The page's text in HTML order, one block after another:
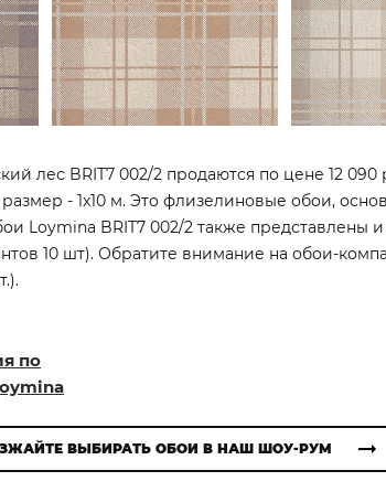
лес BRIT7 002/2 продаются по цене 12 090
- 1x10 м. Это флизелиновые обои,
Loymina BRIT7 002/2 также представлены и
10 шт). Обратите внимание на обои-
по
ВЫБИРАТЬ ОБОИ В НАШ ШОУ-РУМ